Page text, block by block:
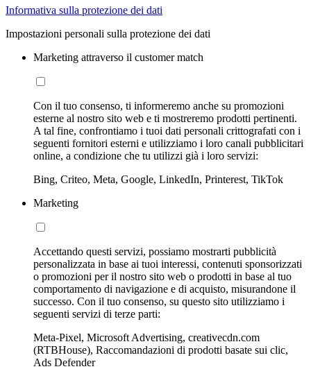
Informativa sulla protezione dei dati
Impostazioni personali sulla protezione dei dati
Marketing attraverso il customer match
Con il tuo consenso, ti informeremo anche su promozioni
esterne al nostro sito web e ti mostreremo prodotti pertinenti.
A tal fine, confrontiamo i tuoi dati personali crittografati con i
seguenti fornitori esterni e utilizziamo i loro canali pubblicitari
online, a condizione che tu utilizzi già i loro servizi:
Bing, Criteo, Meta, Google, LinkedIn, Printerest, TikTok
Marketing
Accettando questi servizi, possiamo mostrarti pubblicità
personalizzata in base ai tuoi interessi, contenuti sponsorizzati
o promozioni per il nostro sito web o prodotti in base al tuo
comportamento di navigazione e di acquisto, misurandone il
successo. Con il tuo consenso, su questo sito utilizziamo i
seguenti servizi di terze parti:
Meta-Pixel, Microsoft Advertising, creativecdn.com
(RTBHouse), Raccomandazioni di prodotti basate sui clic,
Ads Defender